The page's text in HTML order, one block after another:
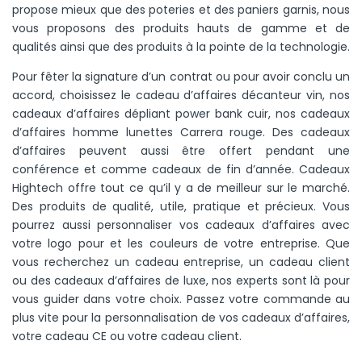
propose mieux que des poteries et des paniers garnis, nous
vous proposons des produits hauts de gamme et de
qualités ainsi que des produits à la pointe de la technologie.
Pour fêter la signature d’un contrat ou pour avoir conclu un
accord, choisissez le cadeau d’affaires décanteur vin, nos
cadeaux d’affaires dépliant power bank cuir, nos cadeaux
d’affaires homme lunettes Carrera rouge. Des cadeaux
d’affaires peuvent aussi être offert pendant une
conférence et comme cadeaux de fin d’année. Cadeaux
Hightech offre tout ce qu’il y a de meilleur sur le marché.
Des produits de qualité, utile, pratique et précieux. Vous
pourrez aussi personnaliser vos cadeaux d’affaires avec
votre logo pour et les couleurs de votre entreprise. Que
vous recherchez un cadeau entreprise, un cadeau client
ou des cadeaux d’affaires de luxe, nos experts sont là pour
vous guider dans votre choix. Passez votre commande au
plus vite pour la personnalisation de vos cadeaux d’affaires,
votre cadeau CE ou votre cadeau client.